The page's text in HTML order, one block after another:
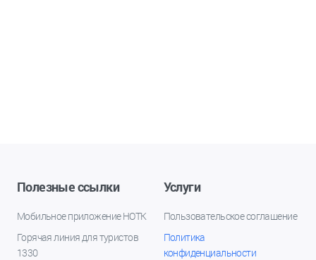
Полезные ссылки
Мобильное приложение НОТК
Горячая линия для туристов
1330
Услуги
Пользовательское соглашение
Политика
конфиденциальности